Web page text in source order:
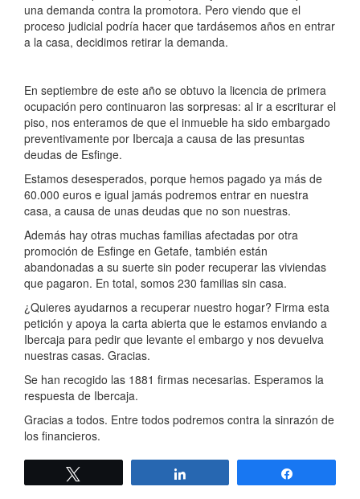
una demanda contra la promotora. Pero viendo que el
proceso judicial podría hacer que tardásemos años en entrar
a la casa, decidimos retirar la demanda.
En septiembre de este año se obtuvo la licencia de primera
ocupación pero continuaron las sorpresas: al ir a escriturar el
piso, nos enteramos de que el inmueble ha sido embargado
preventivamente por Ibercaja a causa de las presuntas
deudas de Esfinge.
Estamos desesperados, porque hemos pagado ya más de
60.000 euros e igual jamás podremos entrar en nuestra
casa, a causa de unas deudas que no son nuestras.
Además hay otras muchas familias afectadas por otra
promoción de Esfinge en Getafe, también están
abandonadas a su suerte sin poder recuperar las viviendas
que pagaron. En total, somos 230 familias sin casa.
¿Quieres ayudarnos a recuperar nuestro hogar? Firma esta
petición y apoya la carta abierta que le estamos enviando a
Ibercaja para pedir que levante el embargo y nos devuelva
nuestras casas. Gracias.
Se han recogido las 1881 firmas necesarias. Esperamos la
respuesta de Ibercaja.
Gracias a todos. Entre todos podremos contra la sinrazón de
los financieros.